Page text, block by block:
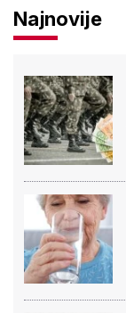
Najnovije